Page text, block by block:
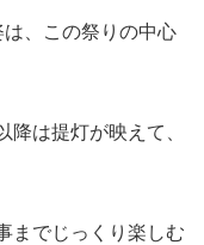
、この祭りの中心
は提灯が映えて、
までじっくり楽しむ